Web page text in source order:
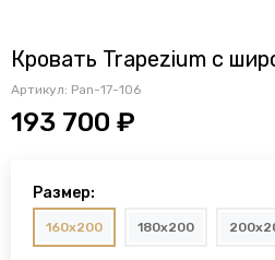
Кровать Trapezium с
Артикул: Pan-17-106
193 700 ₽
Размер:
160x200 180x200